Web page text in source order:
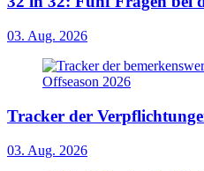
03. Aug. 2026
Tracker der
03. Aug. 2026